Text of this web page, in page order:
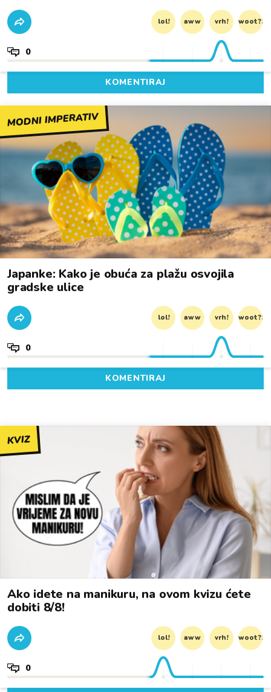
lol! aww vrh! woot?!
0
KOMENTIRAJ
MODNI IMPERATIV
Japanke: Kako je obuća za plažu osvojila
gradske ulice
lol! aww vrh! woot?!
0
KOMENTIRAJ
KVIZ
Ako idete na manikuru, na ovom kvizu ćete
dobiti 8/8!
lol! aww vrh! woot?!
0